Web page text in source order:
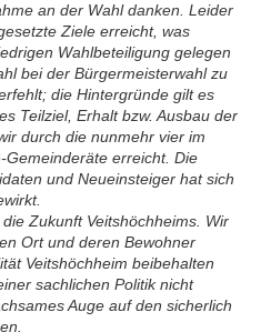
an der Wahl danken. Leider
Ziele erreicht, was
Wahlbeteiligung gelegen
bei der Bürgermeisterwahl zu
die Hintergründe gilt es
Teilziel, Erhalt bzw. Ausbau der
durch die nunmehr vier im
erreicht. Die
und Neueinsteiger hat sich
Zukunft Veitshöchheims. Wir
Ort und deren Bewohner
Veitshöchheim beibehalten
sachlichen Politik nicht
Auge auf den sicherlich